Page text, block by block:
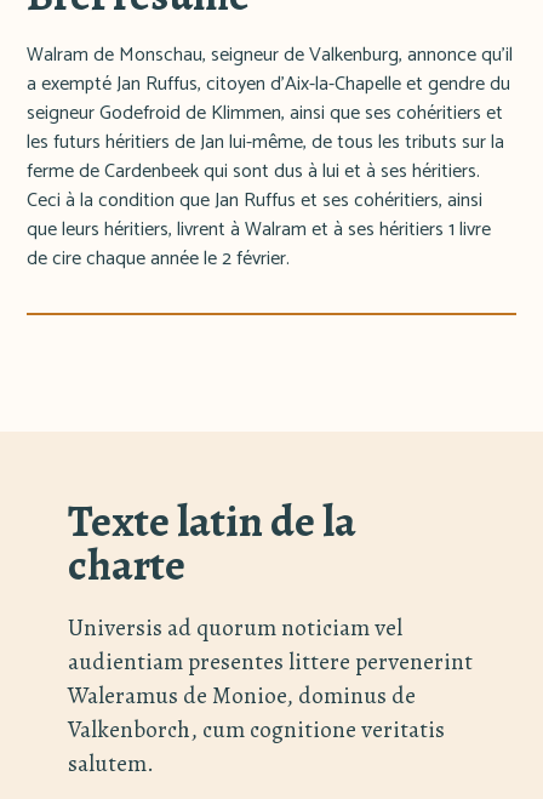
Walram de Monschau, seigneur de Valkenburg, annonce qu'il
a exempté Jan Ruffus, citoyen d'Aix-la-Chapelle et gendre du
seigneur Godefroid de Klimmen, ainsi que ses cohéritiers et
les futurs héritiers de Jan lui-même, de tous les tributs sur la
ferme de Cardenbeek qui sont dus à lui et à ses héritiers.
Ceci à la condition que Jan Ruffus et ses cohéritiers, ainsi
que leurs héritiers, livrent à Walram et à ses héritiers 1 livre
de cire chaque année le 2 février.
Texte latin de la
charte
Universis ad quorum noticiam vel
audientiam presentes littere pervenerint
Waleramus de Monioe, dominus de
Valkenborch, cum cognitione veritatis
salutem.